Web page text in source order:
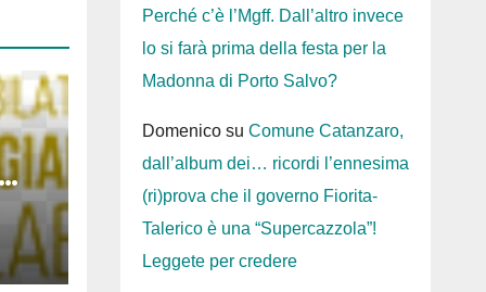
Perché c’è l’Mgff. Dall’altro invece
lo si farà prima della festa per la
Madonna di Porto Salvo?
Domenicosu Comune Catanzaro,
dall’album dei… ricordi l’ennesima
(ri)prova che il governo Fiorita-
Talerico è una “Supercazzola”!
Leggete per credere